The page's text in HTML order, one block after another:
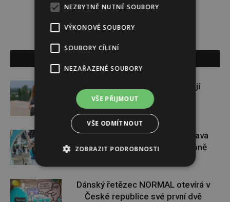
Gabriela Soukalová se nebojí
sportovat ani v těhotenství
Dopřejte si na Colours of Ostrava
pauzu plnou zážitků v IQOS zóně
Dánský řetězec NORMAL otevírá v
České republice své první dvě
NEZBYTNĚ NUTNÉ SOUBORY
VÝKONOVÉ SOUBORY
SOUBORY CÍLENÍ
NEZAŘAZENÉ SOUBORY
VŠE PŘIJMOUT
VŠE ODMÍTNOUT
ZOBRAZIT PODROBNOSTI